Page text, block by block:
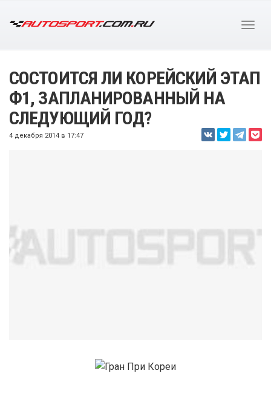
СОСТОИТСЯ ЛИ КОРЕЙСКИЙ ЭТАП
Ф1, ЗАПЛАНИРОВАННЫЙ НА
СЛЕДУЮЩИЙ ГОД?
4 декабря 2014 в 17:47